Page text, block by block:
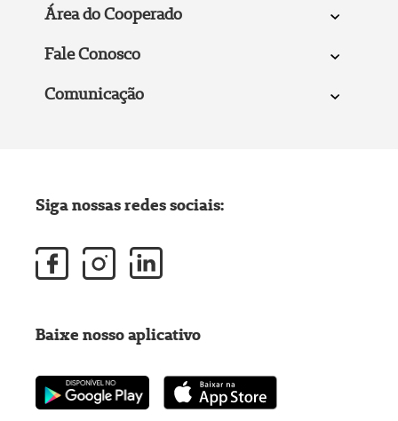
Área do Cooperado
Fale Conosco
Comunicação
Siga nossas redes sociais:
Baixe nosso aplicativo